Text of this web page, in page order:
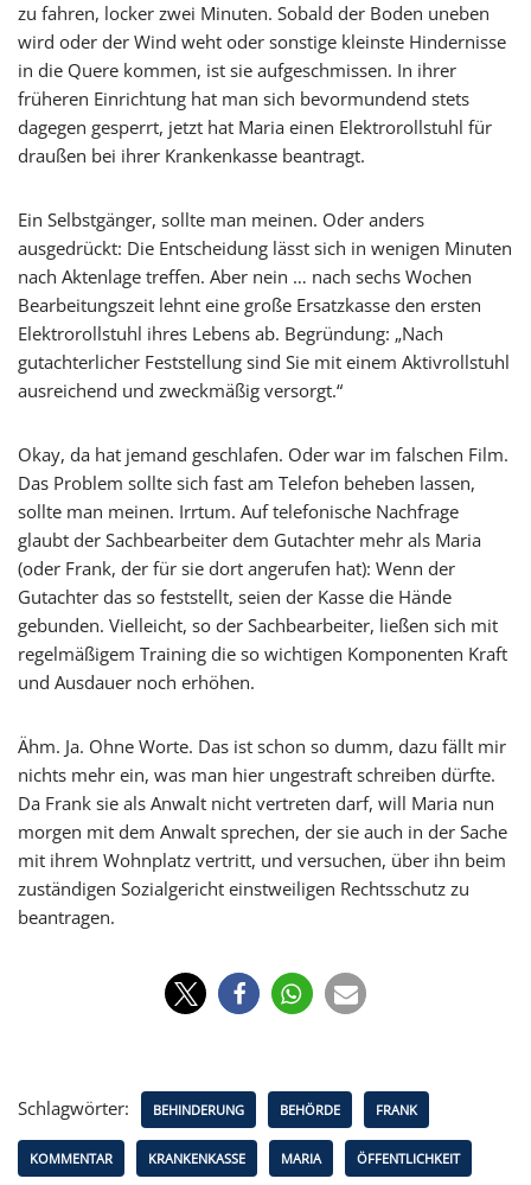
zu fahren, locker zwei Minuten. Sobald der Boden uneben
wird oder der Wind weht oder sonstige kleinste Hindernisse
in die Quere kommen, ist sie aufgeschmissen. In ihrer
früheren Einrichtung hat man sich bevormundend stets
dagegen gesperrt, jetzt hat Maria einen Elektrorollstuhl für
draußen bei ihrer Krankenkasse beantragt.
Ein Selbstgänger, sollte man meinen. Oder anders
ausgedrückt: Die Entscheidung lässt sich in wenigen Minuten
nach Aktenlage treffen. Aber nein … nach sechs Wochen
Bearbeitungszeit lehnt eine große Ersatzkasse den ersten
Elektrorollstuhl ihres Lebens ab. Begründung: „Nach
gutachterlicher Feststellung sind Sie mit einem Aktivrollstuhl
ausreichend und zweckmäßig versorgt.“
Okay, da hat jemand geschlafen. Oder war im falschen Film.
Das Problem sollte sich fast am Telefon beheben lassen,
sollte man meinen. Irrtum. Auf telefonische Nachfrage
glaubt der Sachbearbeiter dem Gutachter mehr als Maria
(oder Frank, der für sie dort angerufen hat): Wenn der
Gutachter das so feststellt, seien der Kasse die Hände
gebunden. Vielleicht, so der Sachbearbeiter, ließen sich mit
regelmäßigem Training die so wichtigen Komponenten Kraft
und Ausdauer noch erhöhen.
Ähm. Ja. Ohne Worte. Das ist schon so dumm, dazu fällt mir
nichts mehr ein, was man hier ungestraft schreiben dürfte.
Da Frank sie als Anwalt nicht vertreten darf, will Maria nun
morgen mit dem Anwalt sprechen, der sie auch in der Sache
mit ihrem Wohnplatz vertritt, und versuchen, über ihn beim
zuständigen Sozialgericht einstweiligen Rechtsschutz zu
beantragen.
Schlagwörter: BEHINDERUNG BEHÖRDE FRANK
KOMMENTAR KRANKENKASSE MARIA ÖFFENTLICHKEIT